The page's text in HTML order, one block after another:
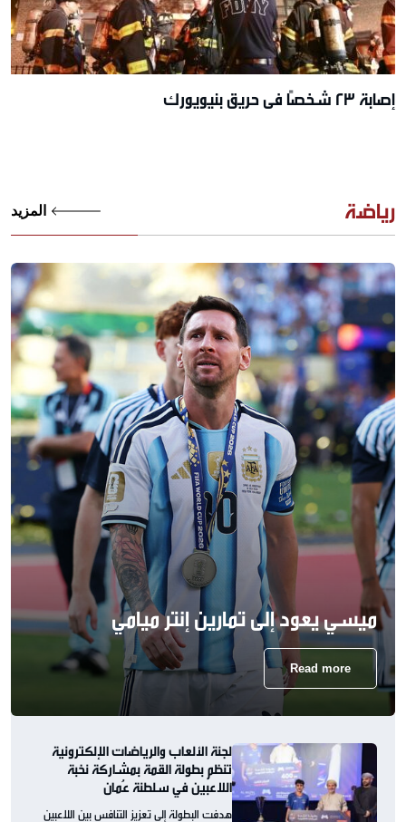
إصابة 23 شخصًا في حريق بنيويورك
رياضة المزيد
ميسي يعود إلى تمارين إنتر ميامي
Read more
لجنة الألعاب والرياضات الإلكترونية
تنظم بطولة القمة بمشاركة نخبة
اللاعبين في سلطنة عُمان
هدفت البطولة إلى تعزيز التنافس بين اللاعبين